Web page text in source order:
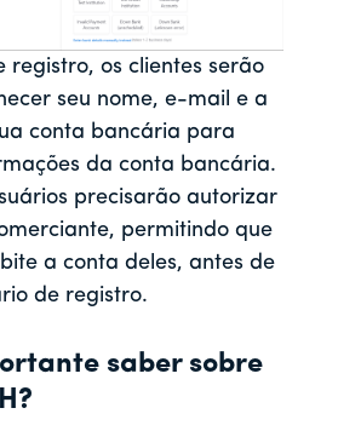
registro, os clientes serão
seu nome, e-mail e a
conta bancária para
da conta bancária.
precisarão autorizar
permitindo que
a conta deles, antes de
de registro.
saber sobre